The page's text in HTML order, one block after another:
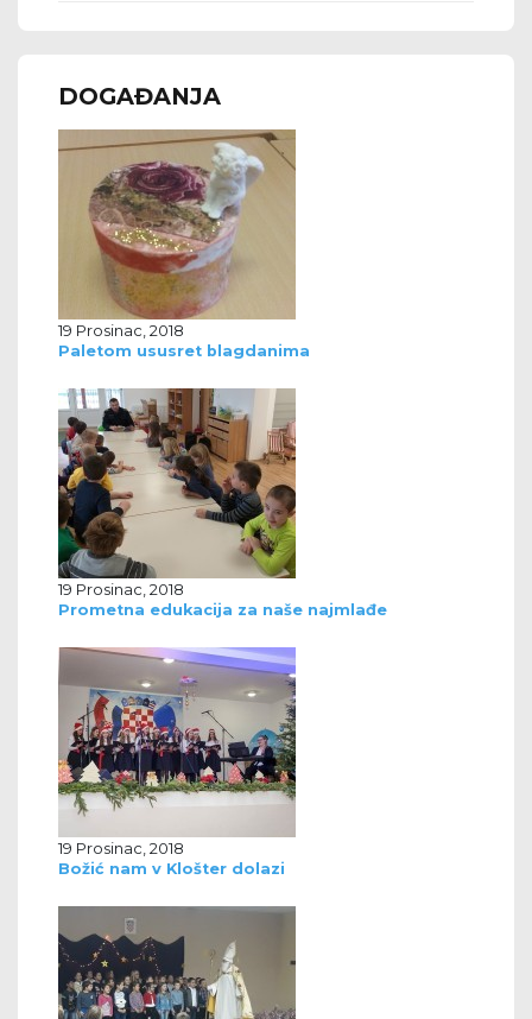
DOGAĐANJA
19 Prosinac, 2018
Paletom ususret blagdanima
19 Prosinac, 2018
Prometna edukacija za naše najmlađe
19 Prosinac, 2018
Božić nam v Klošter dolazi